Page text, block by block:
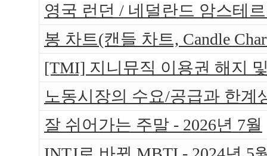
영국 런던 / 네덜란드 암스테
봉 차트(캔들 차트, Candle
[TMI] 지니뮤직 이용권 해지
노동시장의 수요/공급과 한계
잘 쉬어가는 주말 - 2026년 7월